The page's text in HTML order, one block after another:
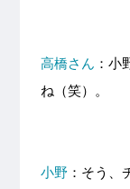
高橋さん ：小
ね（笑）。
小野：そう、